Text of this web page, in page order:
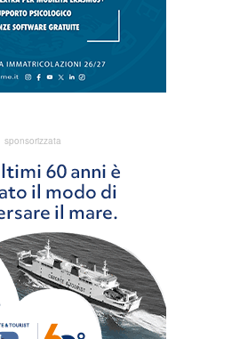
sponsorizzata